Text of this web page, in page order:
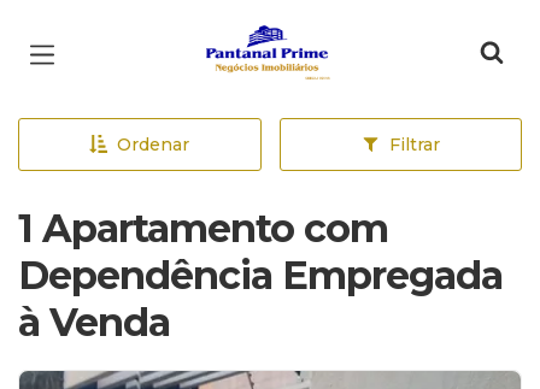
Página inicial
Ordenar Filtrar
1 Apartamento com
Dependência Empregada
à Venda